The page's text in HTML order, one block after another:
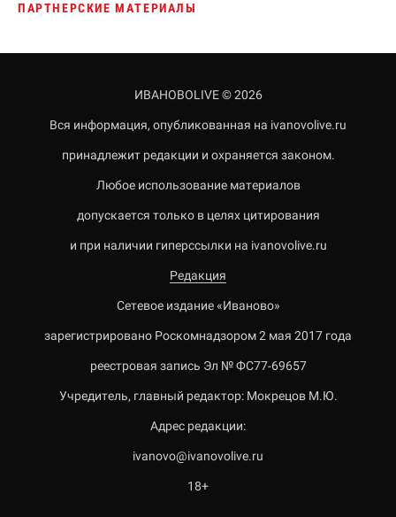
ПАРТНЕРСКИЕ МАТЕРИАЛЫ
ИВАНОВОLIVE © 2026
Вся информация, опубликованная на ivanovolive.ru
принадлежит редакции и охраняется законом.
Любое использование материалов
допускается только в целях цитирования
и при наличии гиперссылки на ivanovolive.ru
Редакция
Сетевое издание «Иваново»
зарегистрировано Роскомнадзором 2 мая 2017 года
реестровая запись Эл № ФС77-69657
Учредитель, главный редактор: Мокрецов М.Ю.
Адрес редакции:
ivanovo@ivanovolive.ru
18+